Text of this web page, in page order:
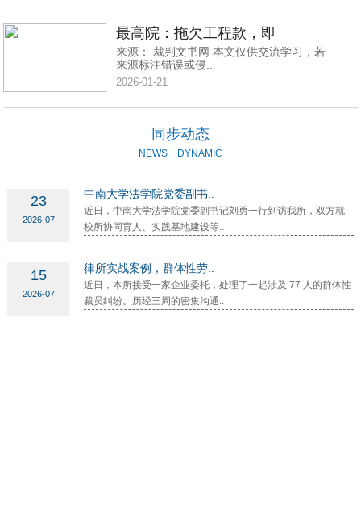
最高院：拖欠工程款，即
来源： 裁判文书网 本文仅供交流学习，若
来源标注错误或侵..
2026-01-21
同步动态
NEWS DYNAMIC
23
2026-07
中南大学法学院党委副书..
近日，中南大学法学院党委副书记刘勇一行到访我所，双方就
校所协同育人、实践基地建设等..
15
2026-07
律所实战案例，群体性劳..
近日，本所接受一家企业委托，处理了一起涉及 77 人的群体性
裁员纠纷。历经三周的密集沟通..